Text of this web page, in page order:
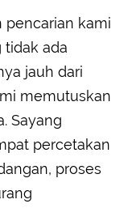
pencarian kami
ada
jauh dari
memutuskan
Sayang
percetakan
proses